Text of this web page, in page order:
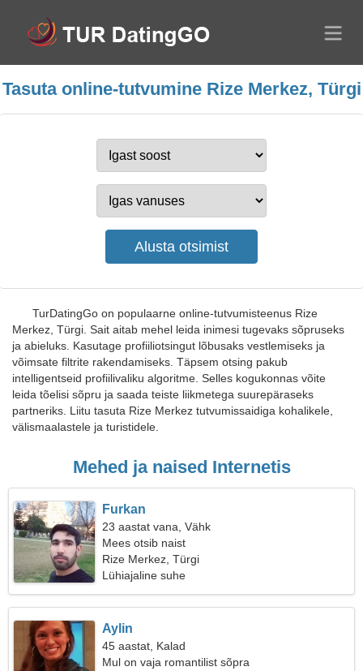
Tasuta online-tutvumine Rize Merkez, Türgi
TurDatingGo on populaarne online-tutvumisteenus Rize
Merkez, Türgi. Sait aitab mehel leida inimesi tugevaks sõpruseks
ja abieluks. Kasutage profiiliotsingut lõbusaks vestlemiseks ja
võimsate filtrite rakendamiseks. Täpsem otsing pakub
intelligentseid profiilivaliku algoritme. Selles kogukonnas võite
leida tõelisi sõpru ja saada teiste liikmetega suurepäraseks
partneriks. Liitu tasuta Rize Merkez tutvumissaidiga kohalikele,
välismaalastele ja turistidele.
Mehed ja naised Internetis
Furkan
23 aastat vana, Vähk
Mees otsib naist
Rize Merkez, Türgi
Lühiajaline suhe
Aylin
45 aastat, Kalad
Mul on vaja romantilist sõpra